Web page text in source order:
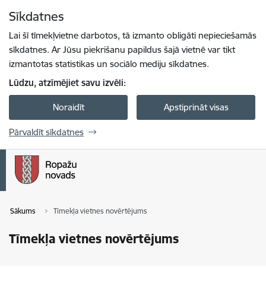
Sīkdatnes
Lai šī tīmekļvietne darbotos, tā izmanto obligāti nepieciešamās
sīkdatnes. Ar Jūsu piekrišanu papildus šajā vietnē var tikt
izmantotas statistikas un sociālo mediju sīkdatnes.
Lūdzu, atzīmējiet savu izvēli:
Noraidīt Apstiprināt visas
Pārvaldīt sīkdatnes
Sākums Tīmekļa vietnes novērtējums
Tīmekļa vietnes novērtējums